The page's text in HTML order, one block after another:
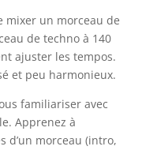
mixer un morceau de
de techno à 140
ajuster les tempos.
et peu harmonieux.
familiariser avec
Apprenez à
d’un morceau (intro,